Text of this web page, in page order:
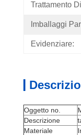
Trattamento
Imballaggi
Evidenziare:
Oggetto no.
Descrizione
Materiale